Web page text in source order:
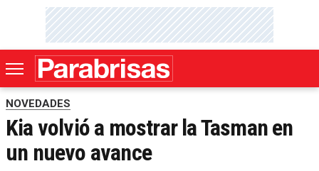
NOVEDADES
Kia volvió a mostrar la Tasman en
un nuevo avance